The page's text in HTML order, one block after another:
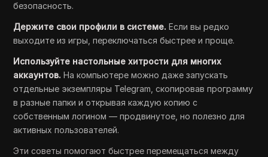
безопасность.
Держите свои профили в системе. Если вы редко
выходите из игры, переключаться быстрее и проще.
Используйте настольные хитрости для многих
аккаунтов. На компьютере можно даже запускать
отдельные экземпляры Telegram, скопировав программу
в разные папки и открывая каждую копию с
собственным логином — продвинутое, но полезно для
активных пользователей.
Эти советы помогают быстрее перемещаться между